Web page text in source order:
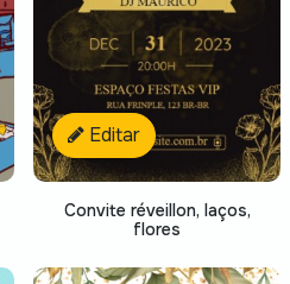
Editar
Convite réveillon, laços,
flores